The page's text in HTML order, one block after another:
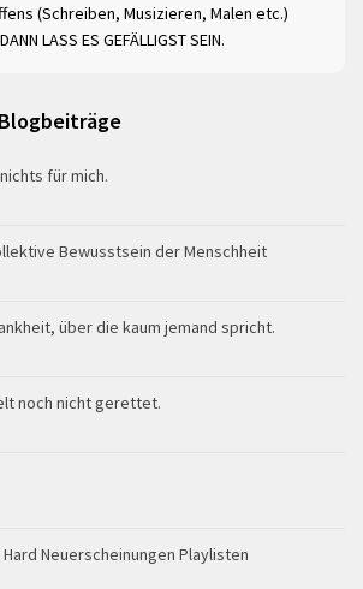
(Schreiben, Musizieren, Malen etc.)
LASS ES GEFÄLLIGST SEIN.
für mich.
Bewusstsein der Menschheit
über die kaum jemand spricht.
noch nicht gerettet.
Neuerscheinungen Playlisten